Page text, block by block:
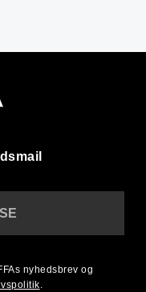
nyhedsbrev og
.